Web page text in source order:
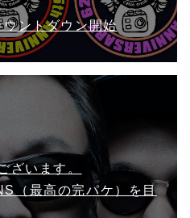
ントダウン開始
ざいます。
（最高の完パケ）を目